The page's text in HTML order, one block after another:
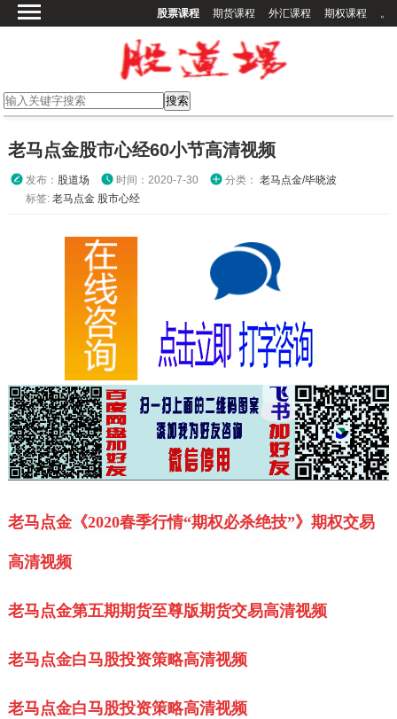
股票课程 期货课程 外汇课程 期权课程 。
期货课程
外汇课程
高校课程
老马点金股市心经60小节高清视频
发布： 股道场 时间：2020-7-30 分类： 老马点金/毕晓波
标签: 老马点金 股市心经
老马点金《2020春季行情“期权必杀绝技”》期权交易
高清视频
老马点金第五期期货至尊版期货交易高清视频
老马点金白马股投资策略高清视频
老马点金白马股投资策略高清视频